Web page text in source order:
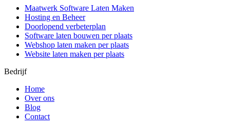
Maatwerk Software Laten Maken
Hosting en Beheer
Doorlopend verbeterplan
Software laten bouwen per plaats
Webshop laten maken per plaats
Website laten maken per plaats
Bedrijf
Home
Over ons
Blog
Contact